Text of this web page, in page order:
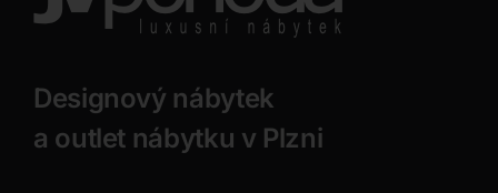
Designový nábytek
a outlet nábytku v Plzni